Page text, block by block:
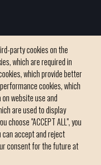
Manacor
P0703300D
party cookies on the
which are required in
which provide better
cookies, which
website use and
are used to display
"ACCEPT ALL", you
can accept and reject
consent for the future at